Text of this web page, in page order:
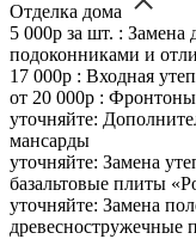
Отделка дома
5 000р за шт. : Замена
подоконниками и
17 000р : Входная
от 20 000р : Фронтоны
уточняйте:
мансарды
уточняйте: Замена
базальтовые плиты
уточняйте: Замена
древесностружечные